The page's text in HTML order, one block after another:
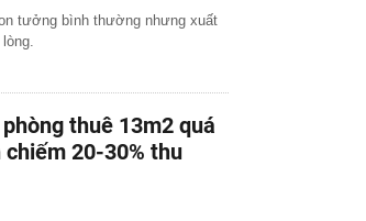
tưởng bình thường nhưng xuất
thuê 13m2 quá
20-30% thu